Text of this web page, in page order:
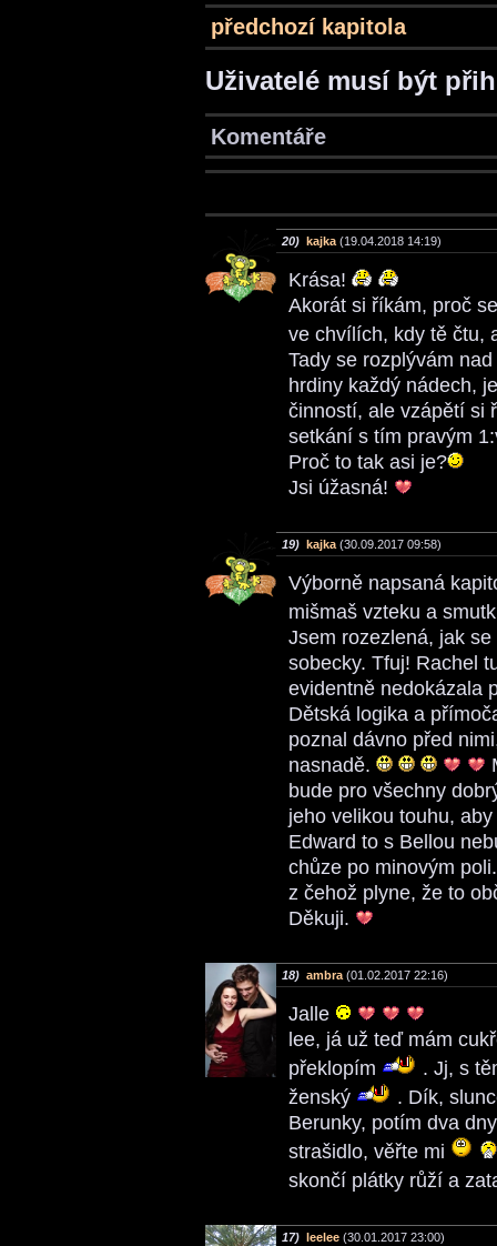
předchozí kapitola
Uživatelé musí být
Komentáře
20) kajka (19.04.2018 14:19)
Krása!
Akorát si říkám, proč
ve chvílích, kdy tě čtu,
Tady se rozplývám
hrdiny každý nádech,
činností, ale vzápětí si
setkání s tím pravým
Proč to tak asi je?
Jsi úžasná!
19) kajka (30.09.2017 09:58)
Výborně napsaná
mišmaš vzteku a
Jsem rozezlená, jak
sobecky. Tfuj! Rachel
evidentně nedokázala
Dětská logika a
poznal dávno před
nasnadě.
bude pro všechny
jeho velikou touhu,
Edward to s Bellou
chůze po minovým
z čehož plyne, že to
Děkuji.
18) ambra (01.02.2017 22:16)
Jalle
lee, já už teď mám
překlopím
. Jj, s
ženský
. Dík,
Berunky, potím dva
strašidlo, věřte mi
skončí plátky růží a
17) leelee (30.01.2017 23:00)